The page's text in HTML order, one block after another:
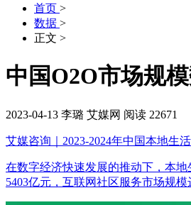
首页 >
数据 >
正文 >
中国O2O市场规
2023-04-13 李璐 艾媒网 阅读 22671
艾媒咨询｜2023-2024年中国本地生
在数字经济快速发展的推动下，本地
5403亿元，互联网社区服务市场规模